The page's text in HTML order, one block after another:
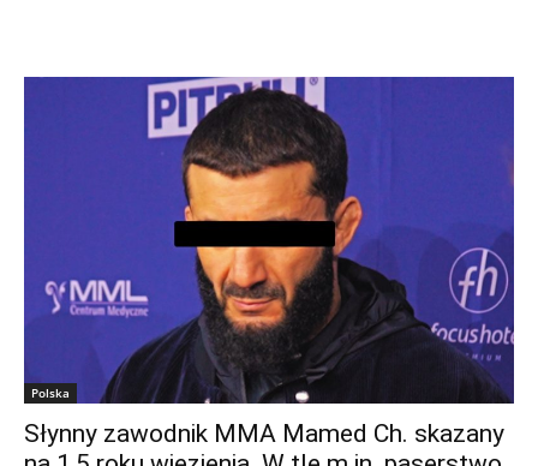
Polska
Słynny zawodnik MMA Mamed Ch. skazany